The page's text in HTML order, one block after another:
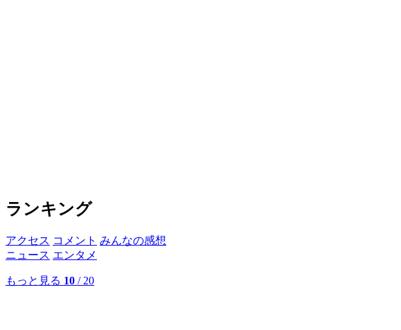
ランキング
アクセス コメント みんなの感想
ニュース エンタメ
もっと見る 10 / 20